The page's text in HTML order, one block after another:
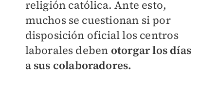
religión católica. Ante esto,
muchos se cuestionan si por
disposición oficial los centros
laborales deben otorgar los días
a sus colaboradores.